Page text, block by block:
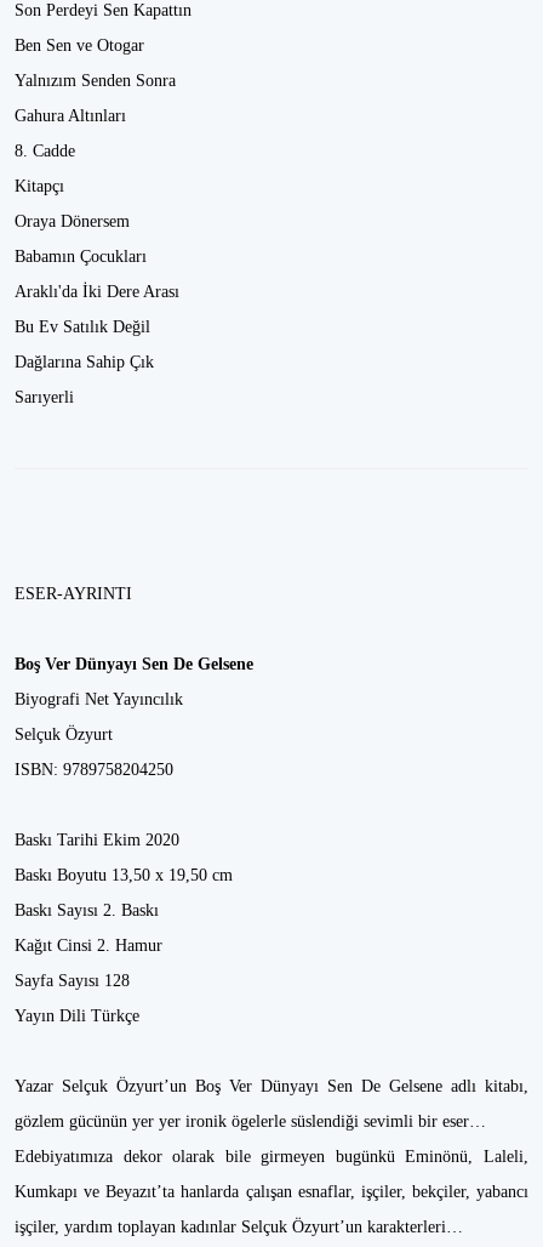
Son Perdeyi Sen Kapattın
Ben Sen ve Otogar
Yalnızım Senden Sonra
Gahura Altınları
8. Cadde
Kitapçı
Oraya Dönersem
Babamın Çocukları
Araklı'da İki Dere Arası
Bu Ev Satılık Değil
Dağlarına Sahip Çık
Sarıyerli
ESER-AYRINTI
Boş Ver Dünyayı Sen De Gelsene
Biyografi Net Yayıncılık
Selçuk Özyurt
ISBN: 9789758204250
Baskı Tarihi Ekim 2020
Baskı Boyutu 13,50 x 19,50 cm
Baskı Sayısı 2. Baskı
Kağıt Cinsi 2. Hamur
Sayfa Sayısı 128
Yayın Dili Türkçe
Yazar Selçuk Özyurt’un Boş Ver Dünyayı Sen De Gelsene adlı kitabı,
gözlem gücünün yer yer ironik ögelerle süslendiği sevimli bir eser…
Edebiyatımıza dekor olarak bile girmeyen bugünkü Eminönü, Laleli,
Kumkapı ve Beyazıt’ta hanlarda çalışan esnaflar, işçiler, bekçiler, yabancı
işçiler, yardım toplayan kadınlar Selçuk Özyurt’un karakterleri…